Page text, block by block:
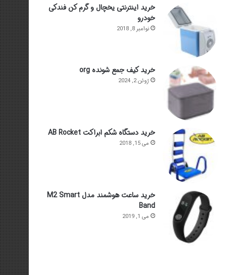
خرید اینترنتی یخچال و گرم کن فندکی
خودرو
نوامبر 8, 2018
خرید کیف جمع شونده org
ژوئن 2, 2024
خرید دستگاه شکم ابراکت AB Rocket
می 15, 2018
خرید ساعت هوشمند مدل M2 Smart
Band
می 1, 2019